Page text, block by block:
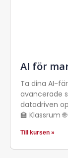
AI för
Ta dina AI-
avancerade
datadriven
🏫 Klassrum
Till kursen »